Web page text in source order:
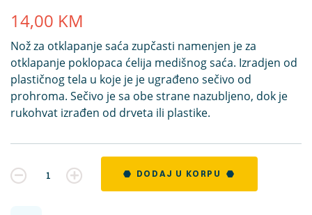
14,00 KM
Nož za otklapanje saća zupčasti namenjen je za
otklapanje poklopaca ćelija medišnog saća. Izradjen od
plastičnog tela u koje je je ugrađeno sečivo od
prohroma. Sečivo je sa obe strane nazubljeno, dok je
rukohvat izrađen od drveta ili plastike.
Kvantitet DODAJ U KORPU